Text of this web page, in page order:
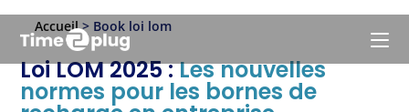
Accueil> Book loi lom
Loi LOM 2025 :Les nouvelles
normes pour les bornes de